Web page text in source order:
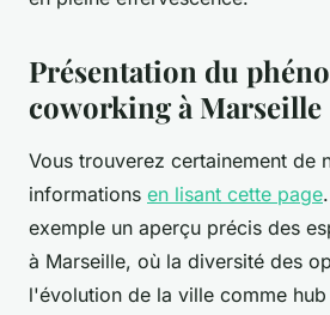
Présentation du
coworking à Marseille
Vous trouverez certainement de
informations en lisant cette page
exemple un aperçu précis des
à Marseille, où la diversité des
l'évolution de la ville comme